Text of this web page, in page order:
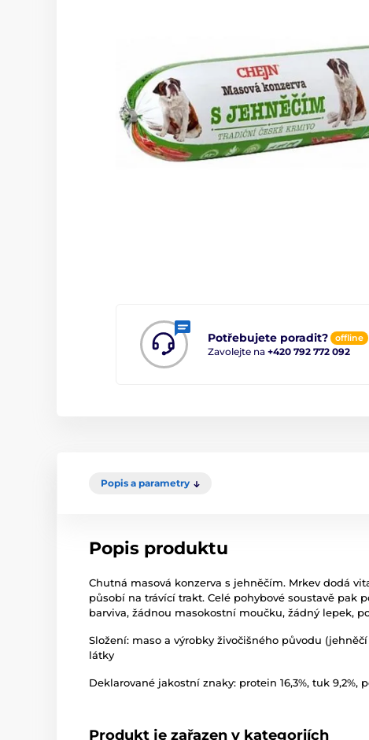
Potřebujete poradit? offline
Zavolejte na +420 792 772 092
Popis a parametry
Popis produktu
Chutná masová konzerva s jehněčím. Mrkev dodá
působí na trávící trakt. Celé pohybové soustavě pak
barviva, žádnou masokostní moučku, žádný lepek,
Složení: maso a výrobky živočišného původu
látky
Deklarované jakostní znaky: protein 16,3%, tuk 9,2%,
Produkt je zařazen v kategoriích